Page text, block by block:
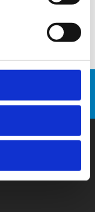
med stålnet